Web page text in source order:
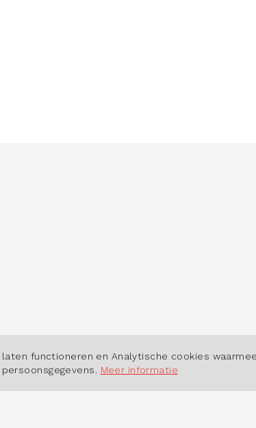
functioneren en Analytische cookies
Meer informatie